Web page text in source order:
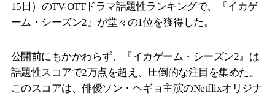
15日）のTV-OTTドラマ話題性ランキングで、『イカゲ
ーム・シーズン2』が堂々の1位を獲得した。
公開前にもかかわらず、『イカゲーム・シーズン2』は
話題性スコアで2万点を超え、圧倒的な注目を集めた。
このスコアは、俳優ソン・ヘギョ主演のNetflixオリジナ